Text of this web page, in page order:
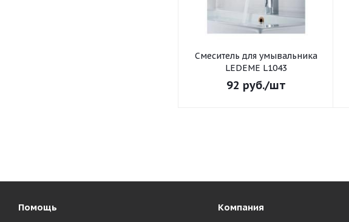
Смеситель для умывальника
LEDEME L1043
92 руб./шт
Помощь Компания